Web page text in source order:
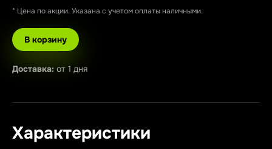
* Цена по акции. Указана с учетом оплаты наличными.
В корзину
Доставка: от 1 дня
Характеристики